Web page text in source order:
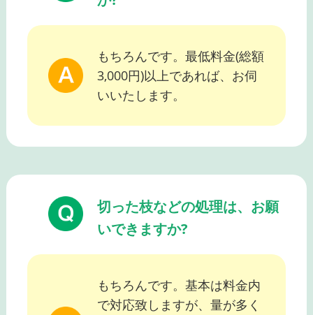
もちろんです。最低料金(総額
3,000円)以上であれば、お伺
いいたします。
切った枝などの処理は、お願
いできますか?
もちろんです。基本は料金内
で対応致しますが、量が多く